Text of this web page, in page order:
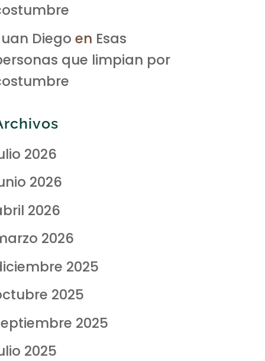
Diego en Esas
que limpian por
2026
2026
2026
2026
2025
2025
2025
2025